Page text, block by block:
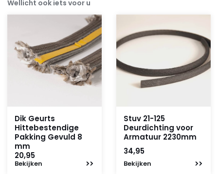
Wellicht ook iets voor u
Dik Geurts
Hittebestendige
Pakking Gevuld 8
mm
20,95
Bekijken
Stuv 21-125
Deurdichting voor
Armatuur 2230mm
34,95
Bekijken